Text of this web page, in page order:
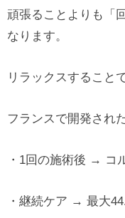
頑張ることよりも「
なります。
リラックスすること
フランスで開発され
・1回の施術後 → コ
・継続ケア → 最大